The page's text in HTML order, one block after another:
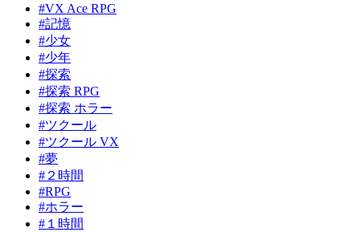
#VX Ace RPG
#記憶
#少女
#少年
#探索
#探索 RPG
#探索 ホラー
#ツクール
#ツクール VX
#夢
#２時間
#RPG
#ホラー
#１時間